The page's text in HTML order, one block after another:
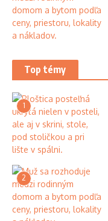
Top témy
1
2